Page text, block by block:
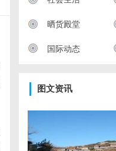
晒货殿堂
国际动态
图文资讯